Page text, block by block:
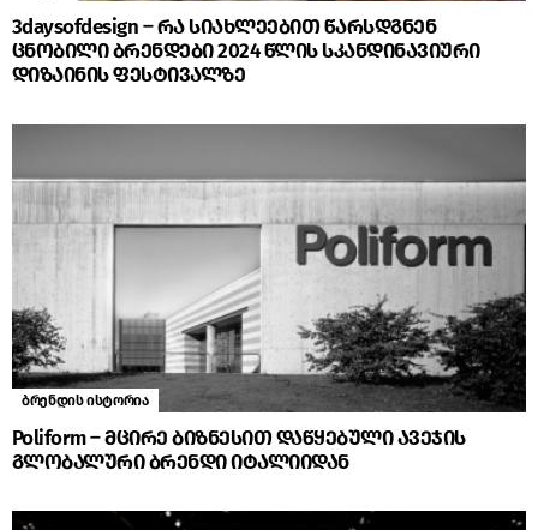
3daysofdesign – რა სიახლეებით წარსდგნენ
ცნობილი ბრენდები 2024 წლის სკანდინავიური
დიზაინის ფესტივალზე
ბრენდის ისტორია
Poliform – მცირე ბიზნესით დაწყებული ავეჯის
გლობალური ბრენდი იტალიიდან